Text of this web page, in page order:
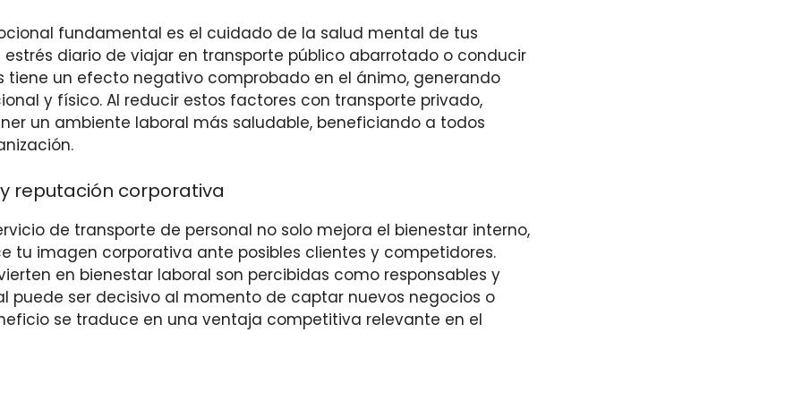
fundamental es el cuidado de la salud mental de tus
estrés diario de viajar en transporte público abarrotado o conducir
tiene un efecto negativo comprobado en el ánimo, generando
y físico. Al reducir estos factores con transporte privado,
un ambiente laboral más saludable, beneficiando a todos
reputación corporativa
de transporte de personal no solo mejora el bienestar interno,
tu imagen corporativa ante posibles clientes y competidores.
en bienestar laboral son percibidas como responsables y
puede ser decisivo al momento de captar nuevos negocios o
se traduce en una ventaja competitiva relevante en el